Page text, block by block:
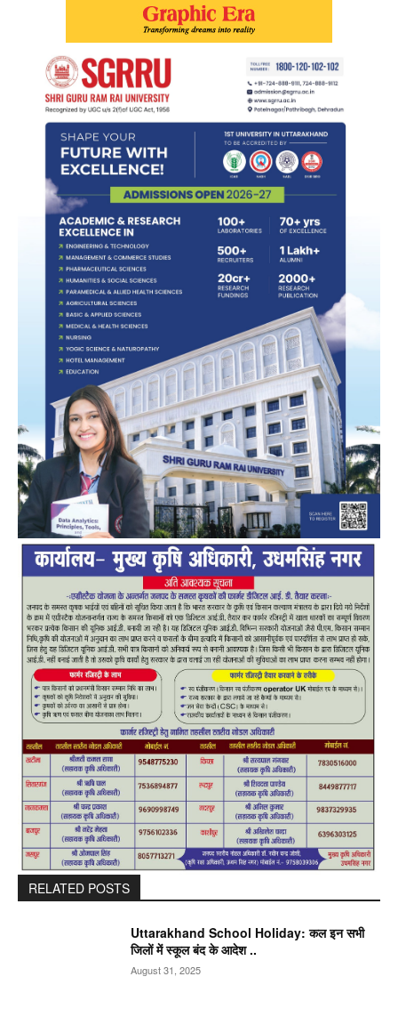
RELATED POSTS
Uttarakhand School Holiday: कल इन सभी
जिलों में स्कूल बंद के आदेश ..
August 31, 2025